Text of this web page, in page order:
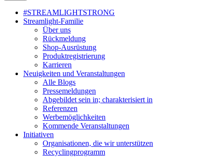
#STREAMLIGHTSTRONG
Streamlight-Familie
Über uns
Rückmeldung
Shop-Ausrüstung
Produktregistrierung
Karrieren
Neuigkeiten und Veranstaltungen
Alle Blogs
Pressemeldungen
Abgebildet sein in; charakterisiert in
Referenzen
Werbemöglichkeiten
Kommende Veranstaltungen
Initiativen
Organisationen, die wir unterstützen
Recyclingprogramm